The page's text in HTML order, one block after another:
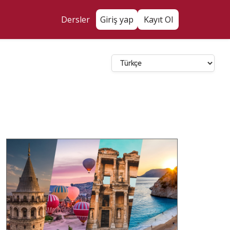
Dersler Giriş yap Kayıt Ol
Dil Seçin